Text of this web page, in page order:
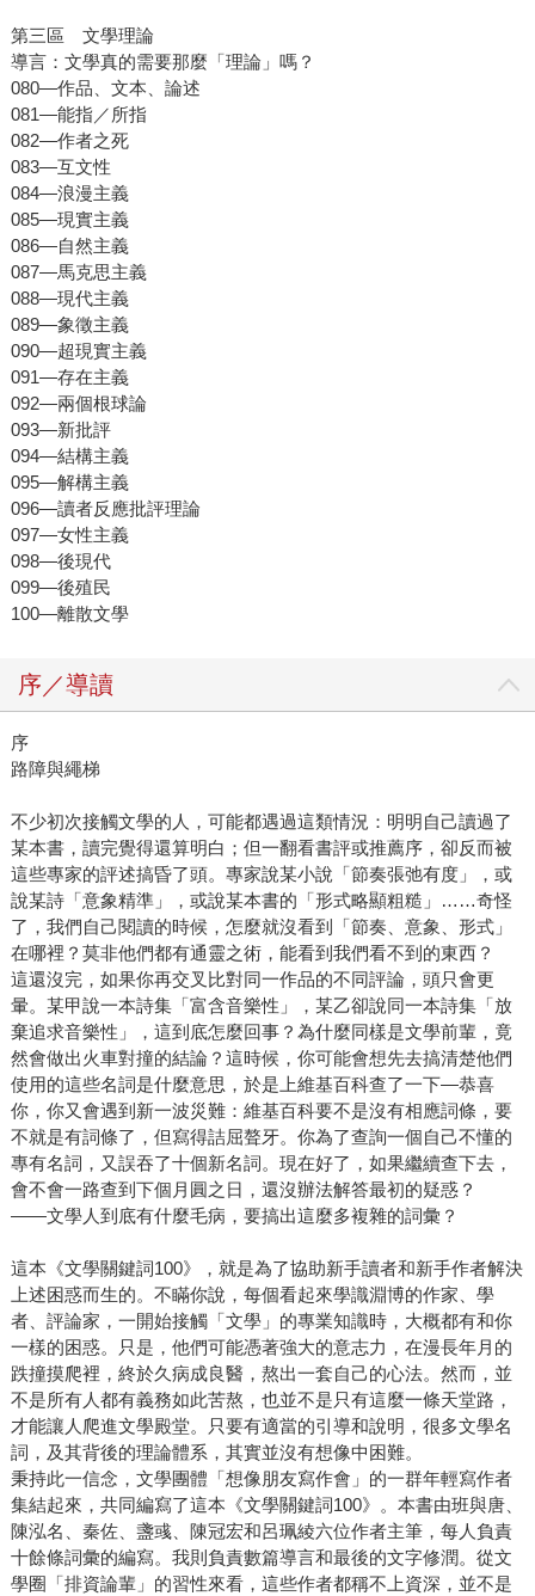
第三區 文學理論
導言：文學真的需要那麼「理論」嗎？
080—作品、文本、論述
081—能指／所指
082—作者之死
083—互文性
084—浪漫主義
085—現實主義
086—自然主義
087—馬克思主義
088—現代主義
089—象徵主義
090—超現實主義
091—存在主義
092—兩個根球論
093—新批評
094—結構主義
095—解構主義
096—讀者反應批評理論
097—女性主義
098—後現代
099—後殖民
100—離散文學
序／導讀
序
路障與繩梯
不少初次接觸文學的人，可能都遇過這類情況：明明自己讀過了
某本書，讀完覺得還算明白；但一翻看書評或推薦序，卻反而被
這些專家的評述搞昏了頭。專家說某小說「節奏張弛有度」，或
說某詩「意象精準」，或說某本書的「形式略顯粗糙」……奇怪
了，我們自己閱讀的時候，怎麼就沒看到「節奏、意象、形式」
在哪裡？莫非他們都有通靈之術，能看到我們看不到的東西？
這還沒完，如果你再交叉比對同一作品的不同評論，頭只會更
暈。某甲說一本詩集「富含音樂性」，某乙卻說同一本詩集「放
棄追求音樂性」，這到底怎麼回事？為什麼同樣是文學前輩，竟
然會做出火車對撞的結論？這時候，你可能會想先去搞清楚他們
使用的這些名詞是什麼意思，於是上維基百科查了一下—恭喜
你，你又會遇到新一波災難：維基百科要不是沒有相應詞條，要
不就是有詞條了，但寫得詰屈聱牙。你為了查詢一個自己不懂的
專有名詞，又誤吞了十個新名詞。現在好了，如果繼續查下去，
會不會一路查到下個月圓之日，還沒辦法解答最初的疑惑？
——文學人到底有什麼毛病，要搞出這麼多複雜的詞彙？
這本《文學關鍵詞100》，就是為了協助新手讀者和新手作者解決
上述困惑而生的。不瞞你說，每個看起來學識淵博的作家、學
者、評論家，一開始接觸「文學」的專業知識時，大概都有和你
一樣的困惑。只是，他們可能憑著強大的意志力，在漫長年月的
跌撞摸爬裡，終於久病成良醫，熬出一套自己的心法。然而，並
不是所有人都有義務如此苦熬，也並不是只有這麼一條天堂路，
才能讓人爬進文學殿堂。只要有適當的引導和說明，很多文學名
詞，及其背後的理論體系，其實並沒有想像中困難。
秉持此一信念，文學團體「想像朋友寫作會」的一群年輕寫作者
集結起來，共同編寫了這本《文學關鍵詞100》。本書由班與唐、
陳泓名、秦佐、盞彧、陳冠宏和呂珮綾六位作者主筆，每人負責
十餘條詞彙的編寫。我則負責數篇導言和最後的文字修潤。從文
學圈「排資論輩」的習性來看，這些作者都稱不上資深，並不是